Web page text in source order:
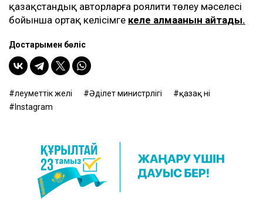
қазақстандық авторларға роялити төлеу мәселесі
бойынша ортақ келісімге келе алмағанын айтады.
Достарыңмен бөліс
әлеуметтік желі Әділет министрлігі
қазақ әні
Instagram